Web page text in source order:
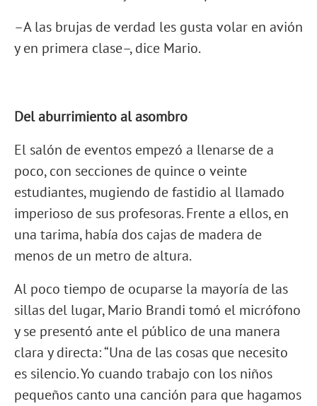
–A las brujas de verdad les gusta volar en avión
y en primera clase–, dice Mario.
Del aburrimiento al asombro
El salón de eventos empezó a llenarse de a
poco, con secciones de quince o veinte
estudiantes, mugiendo de fastidio al llamado
imperioso de sus profesoras. Frente a ellos, en
una tarima, había dos cajas de madera de
menos de un metro de altura.
Al poco tiempo de ocuparse la mayoría de las
sillas del lugar, Mario Brandi tomó el micrófono
y se presentó ante el público de una manera
clara y directa: “Una de las cosas que necesito
es silencio. Yo cuando trabajo con los niños
pequeños canto una canción para que hagamos